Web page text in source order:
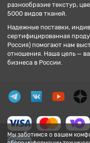
Мы заботимся о вашем
разнообразие текстур,
5000 видов тканей.
Надежные поставки,
сертифицированная
Россия) помогают нам
отношения. Наша цель —
бизнеса в России.